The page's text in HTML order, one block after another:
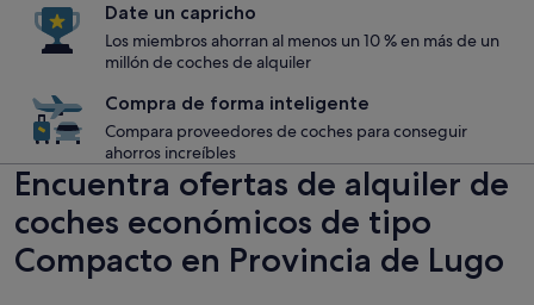
Date un capricho
Los miembros ahorran al menos un 10 % en más de un
millón de coches de alquiler
Compra de forma inteligente
Compara proveedores de coches para conseguir
ahorros increíbles
Encuentra ofertas de alquiler de
coches económicos de tipo
Compacto en Provincia de Lugo